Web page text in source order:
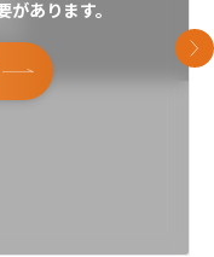
あります。
次